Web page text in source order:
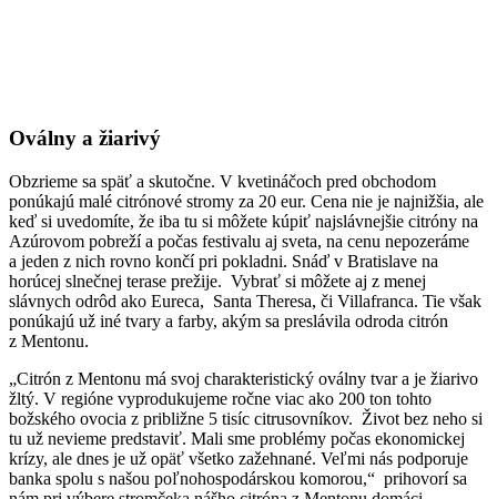
Oválny a žiarivý
Obzrieme sa späť a skutočne. V kvetináčoch pred obchodom
ponúkajú malé citrónové stromy za 20 eur. Cena nie je najnižšia, ale
keď si uvedomíte, že iba tu si môžete kúpiť najslávnejšie citróny na
Azúrovom pobreží a počas festivalu aj sveta, na cenu nepozeráme
a jeden z nich rovno končí pri pokladni. Snáď v Bratislave na
horúcej slnečnej terase prežije. Vybrať si môžete aj z menej
slávnych odrôd ako Eureca, Santa Theresa, či Villafranca. Tie však
ponúkajú už iné tvary a farby, akým sa preslávila odroda citrón
z Mentonu.
„Citrón z Mentonu má svoj charakteristický oválny tvar a je žiarivo
žltý. V regióne vyprodukujeme ročne viac ako 200 ton tohto
božského ovocia z približne 5 tisíc citrusovníkov. Život bez neho si
tu už nevieme predstaviť. Mali sme problémy počas ekonomickej
krízy, ale dnes je už opäť všetko zažehnané. Veľmi nás podporuje
banka spolu s našou poľnohospodárskou komorou,“ prihovorí sa